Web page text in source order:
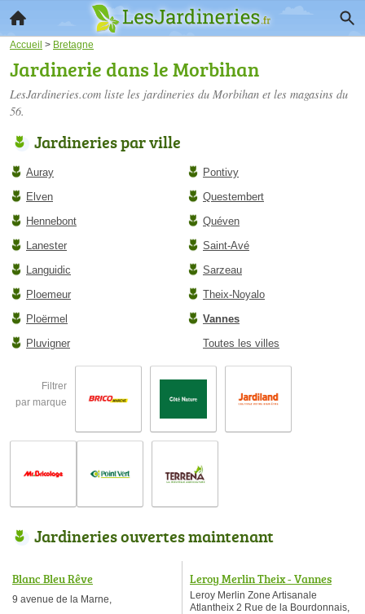
Accueil > Bretagne
Jardinerie dans le Morbihan
LesJardineries.com liste les jardineries du Morbihan et les magasins du
56.
Jardineries par ville
Auray
Elven
Hennebont
Lanester
Languidic
Ploemeur
Ploërmel
Pluvigner
Pontivy
Questembert
Quéven
Saint-Avé
Sarzeau
Theix-Noyalo
Vannes
Toutes les villes
Filtrer
par marque
Jardineries ouvertes maintenant
Blanc Bleu Rêve
9 avenue de la Marne,
Leroy Merlin Theix - Vannes
Leroy Merlin Zone Artisanale
Atlantheix 2 Rue de la Bourdonnais,